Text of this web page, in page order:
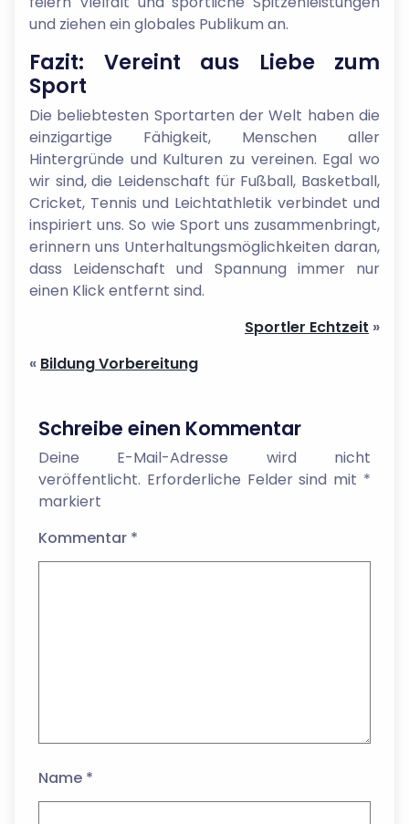
und ziehen ein globales Publikum an.
Fazit: Vereint aus Liebe zum
Sport
Die beliebtesten Sportarten der Welt haben die
einzigartige Fähigkeit, Menschen aller
Hintergründe und Kulturen zu vereinen. Egal wo
wir sind, die Leidenschaft für Fußball, Basketball,
Cricket, Tennis und Leichtathletik verbindet und
inspiriert uns. So wie Sport uns zusammenbringt,
erinnern uns Unterhaltungsmöglichkeiten daran,
dass Leidenschaft und Spannung immer nur
einen Klick entfernt sind.
Sportler Echtzeit »
« Bildung Vorbereitung
Schreibe einen Kommentar
Deine E-Mail-Adresse wird nicht
veröffentlicht. Erforderliche Felder sind mit *
markiert
Kommentar *
Name *